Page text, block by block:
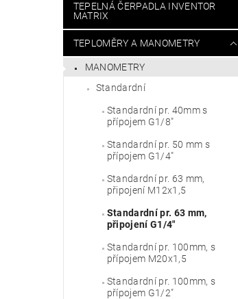
TEPELNÁ ČERPADLA INVENTOR
MATRIX
TEPLOMĚRY A MANOMETRY
MANOMETRY
Standardní
Standardní pr. 40mm s
přípojem G1/8"
Standardní pr. 50 mm s
přípojem G1/4"
Standardní pr. 63 mm,
připojení M12x1,5
Standardní pr. 63 mm,
připojení G1/4"
Standardní pr. 100mm, s
přípojem M20x1,5
Standardní pr. 100mm, s
přípojem G1/2"